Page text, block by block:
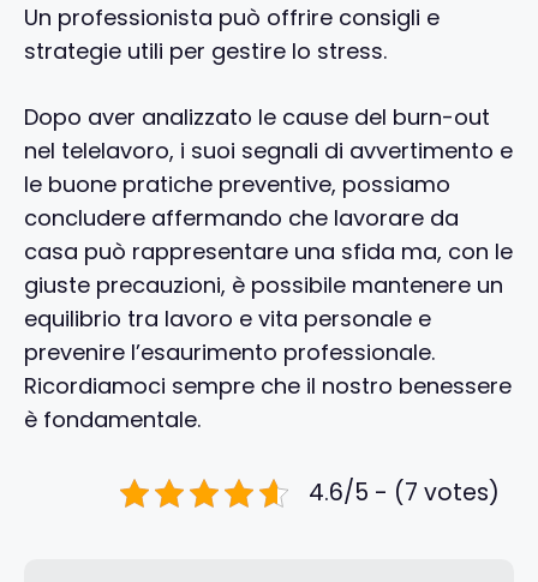
Un professionista può offrire consigli e
strategie utili per gestire lo stress.
Dopo aver analizzato le cause del burn-out
nel telelavoro, i suoi segnali di avvertimento e
le buone pratiche preventive, possiamo
concludere affermando che lavorare da
casa può rappresentare una sfida ma, con le
giuste precauzioni, è possibile mantenere un
equilibrio tra lavoro e vita personale e
prevenire l’esaurimento professionale.
Ricordiamoci sempre che il nostro benessere
è fondamentale.
4.6/5 - (7 votes)